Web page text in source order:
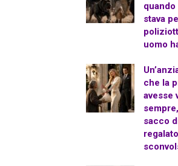
stava
uomo
che la
avesse
sacco